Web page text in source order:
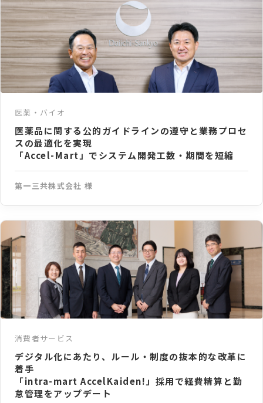
医薬・バイオ
医薬品に関する公的ガイドラインの遵守と業務プロセ
スの最適化を実現
「Accel-Mart」でシステム開発工数・期間を短縮
第一三共株式会社 様
消費者サービス
デジタル化にあたり、ルール・制度の抜本的な改革に
着手
「intra-mart AccelKaiden!」採用で経費精算と勤
怠管理をアップデート